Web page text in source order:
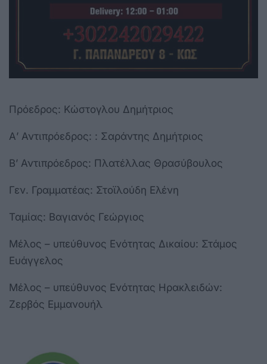
Πρόεδρος: Κώστογλου Δημήτριος
Α’ Αντιπρόεδρος: : Σαράντης Δημήτριος
Β’ Αντιπρόεδρος: Πλατέλλας Θρασύβουλος
Γεν. Γραμματέας: Στοϊλούδη Ελένη
Ταμίας: Βαγιανός Γεώργιος
Μέλος – υπεύθυνος Ενότητας Δικαίου: Στάμος
Ευάγγελος
Μέλος – υπεύθυνος Ενότητας Ηρακλειδών:
Ζερβός Εμμανουήλ